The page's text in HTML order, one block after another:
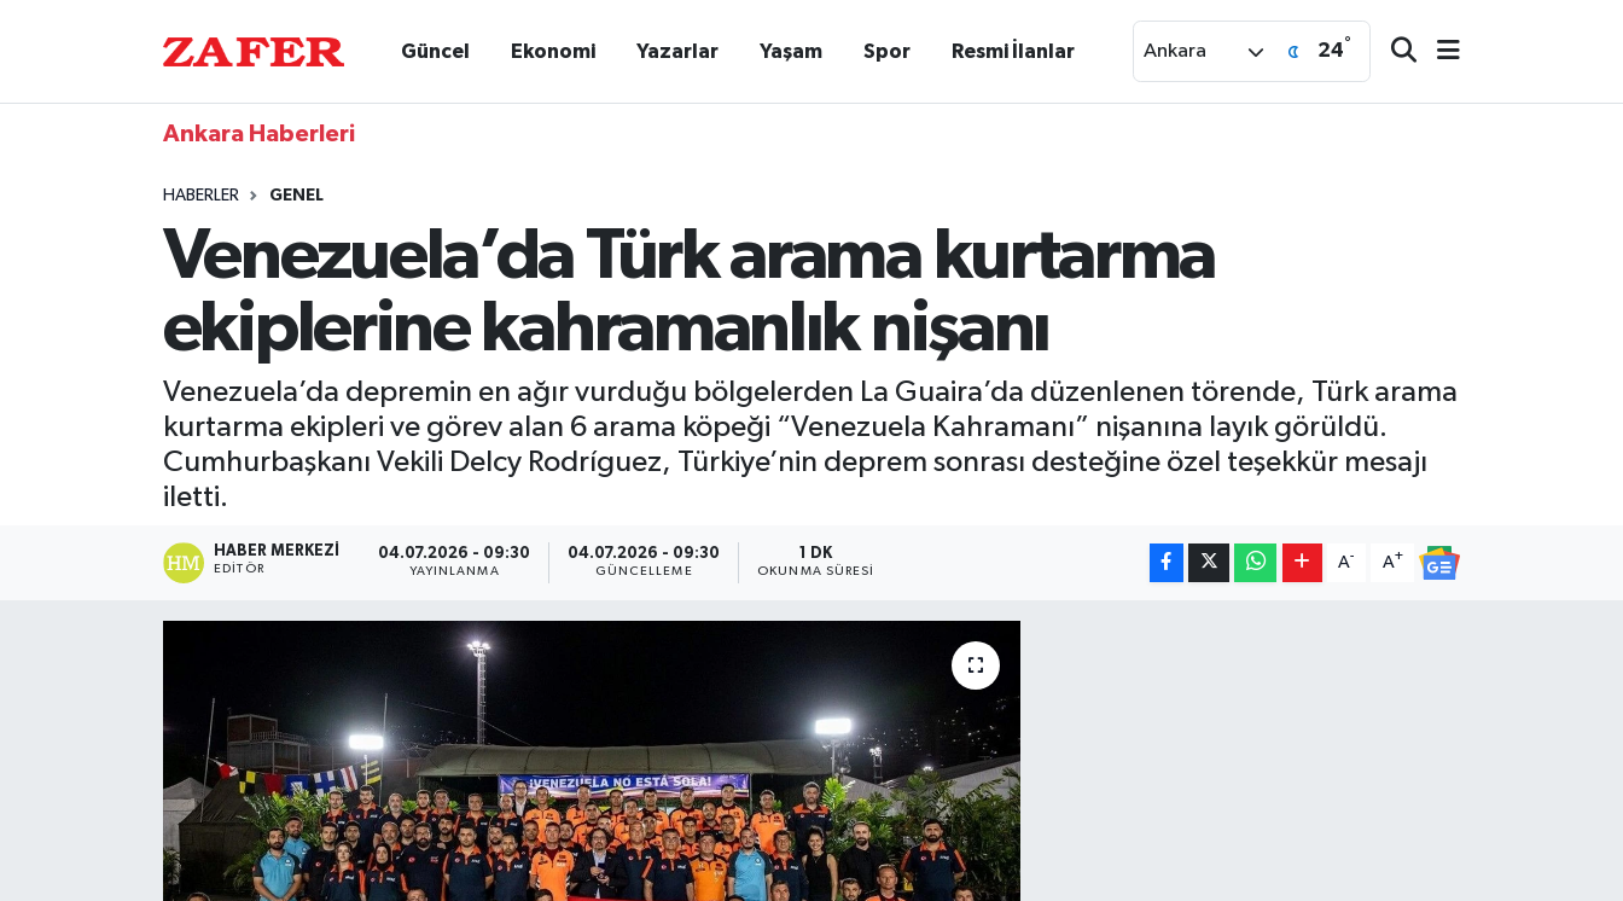
Güncel Ekonomi Yazarlar Yaşam Spor Resmi İlanlar Ankara 24°
Ankara Haberleri
HABERLER GENEL
Venezuela’da Türk arama kurtarma
ekiplerine kahramanlık nişanı
Venezuela’da depremin en ağır vurduğu bölgelerden La Guaira’da düzenlenen törende, Türk arama
kurtarma ekipleri ve görev alan 6 arama köpeği “Venezuela Kahramanı” nişanına layık görüldü.
Cumhurbaşkanı Vekili Delcy Rodríguez, Türkiye’nin deprem sonrası desteğine özel teşekkür mesajı
iletti.
HABER MERKEZI
EDITÖR
04.07.2026 - 09:30
YAYINLANMA
04.07.2026 - 09:30
GÜNCELLEME
1 DK
OKUNMA SÜRESI
A- A+